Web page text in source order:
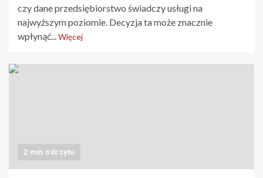
czy dane przedsiębiorstwo świadczy usługi na
najwyższym poziomie. Decyzja ta może znacznie
wpłynąć...Więcej
2 min odczytu